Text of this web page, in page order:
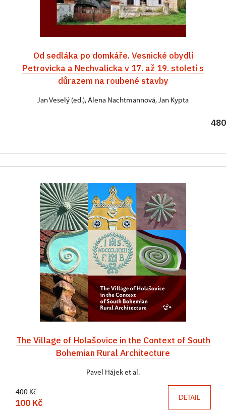
Od sedláka po domkáře. Vesnické obydlí
Petrovicka a Nechvalicka v 17. až 19. století s
důrazem na roubené stavby
Jan Veselý (ed.), Alena Nachtmannová, Jan Kypta
The Village of Holašovice in the Context of South
Bohemian Rural Architecture
Pavel Hájek et al.
400 Kč
100 Kč DETAIL